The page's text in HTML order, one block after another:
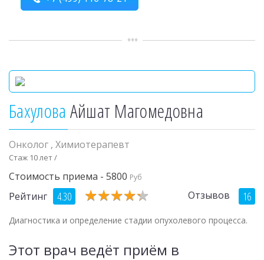
Бахулова Айшат Магомедовна
Онколог , Химиотерапевт
Стаж 10 лет /
Стоимость приема - 5800 Руб
Рейтинг 4.30 ★★★★★
★★★★★ Отзывов 16
Диагностика и определение стадии опухолевого процесса.
Этот врач ведёт приём в